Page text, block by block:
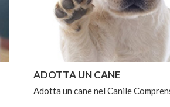
ADOTTA UN CANE
Adotta un cane nel Canile